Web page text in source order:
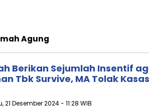
Agung
Berikan Sejumlah Insentif
Tbk Survive, MA Tolak
21 Desember 2024 - 11:28 WIB